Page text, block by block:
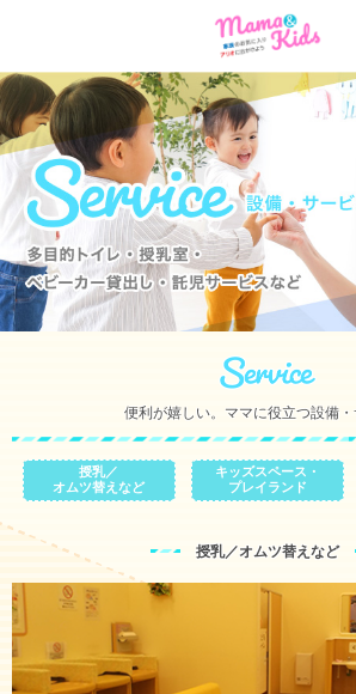
便利が嬉しい。ママに役立つ設備
授乳／
オムツ替えなど
キッズスペース・
プレイランド
授乳／オムツ替えなど